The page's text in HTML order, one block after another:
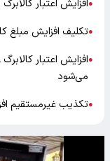
●افزایش اعتبار
●تکلیف افزایش مبلغ
●
می‌شود
●تکذیب غیرمستقیم افزایش ۲۰ تا ۳۰